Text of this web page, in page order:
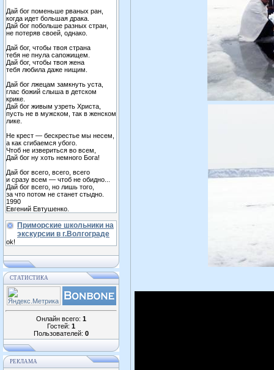
Дай бог поменьше рваных ран,
когда идет большая драка.
Дай бог побольше разных стран,
не потеряв своей, однако.
Дай бог, чтобы твоя страна
тебя не пнула сапожищем.
Дай бог, чтобы твоя жена
тебя любила даже нищим.
Дай бог лжецам замкнуть уста,
глас божий слыша в детском
крике.
Дай бог живым узреть Христа,
пусть не в мужском, так в женском
лике.
Не крест — бескрестье мы несем,
а как сгибаемся убого.
Чтоб не извериться во всем,
Дай бог ну хоть немного Бога!
Дай бог всего, всего, всего
и сразу всем — чтоб не обидно...
Дай бог всего, но лишь того,
за что потом не станет стыдно.
1990
Евгений Евтушенко.
Приморские школьники на
экскурсии в г.Волгограде
ok!
СТАТИСТИКА
Онлайн всего: 1
Гостей: 1
Пользователей: 0
РЕКЛАМА